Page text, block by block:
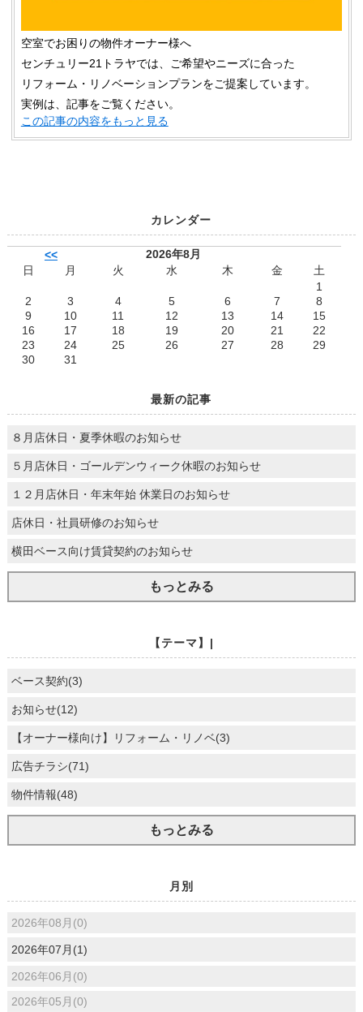
空室でお困りの物件オーナー様へ
センチュリー21トラヤでは、ご希望やニーズに合った
リフォーム・リノベーションプランをご提案しています。
実例は、記事をご覧ください。
この記事の内容をもっと見る
カレンダー
<<
2026年8月
日
月 火 水 木 金
土
1
2
3 4 5 6 7
8
9
10 11 12 13 14
15
16
17 18 19 20 21
22
23
24 25 26 27 28
29
30
31
最新の記事
８月店休日・夏季休暇のお知らせ
５月店休日・ゴールデンウィーク休暇のお知らせ
１２月店休日・年末年始 休業日のお知らせ
店休日・社員研修のお知らせ
横田ベース向け賃貸契約のお知らせ
もっとみる
【テーマ】|
ベース契約(3)
お知らせ(12)
【オーナー様向け】リフォーム・リノベ(3)
広告チラシ(71)
物件情報(48)
もっとみる
月別
2026年08月(0)
2026年07月(1)
2026年06月(0)
2026年05月(0)